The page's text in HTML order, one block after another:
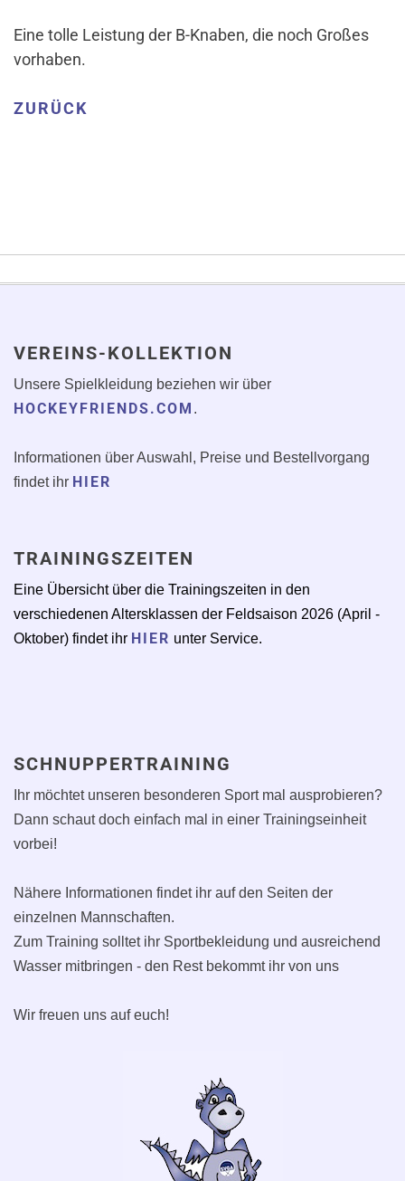
Eine tolle Leistung der B-Knaben, die noch Großes
vorhaben.
ZURÜCK
VEREINS-KOLLEKTION
Unsere Spielkleidung beziehen wir über
HOCKEYFRIENDS.COM .
Informationen über Auswahl, Preise und Bestellvorgang
findet ihr HIER
TRAININGSZEITEN
Eine Übersicht über die Trainingszeiten in den
verschiedenen Altersklassen der Feldsaison 2026 (April -
Oktober) findet ihr HIER unter Service.
SCHNUPPERTRAINING
Ihr möchtet unseren besonderen Sport mal ausprobieren?
Dann schaut doch einfach mal in einer Trainingseinheit
vorbei!
Nähere Informationen findet ihr auf den Seiten der
einzelnen Mannschaften.
Zum Training solltet ihr Sportbekleidung und ausreichend
Wasser mitbringen - den Rest bekommt ihr von uns
Wir freuen uns auf euch!